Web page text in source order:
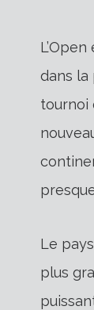
dans la
tournoi
Le
plus